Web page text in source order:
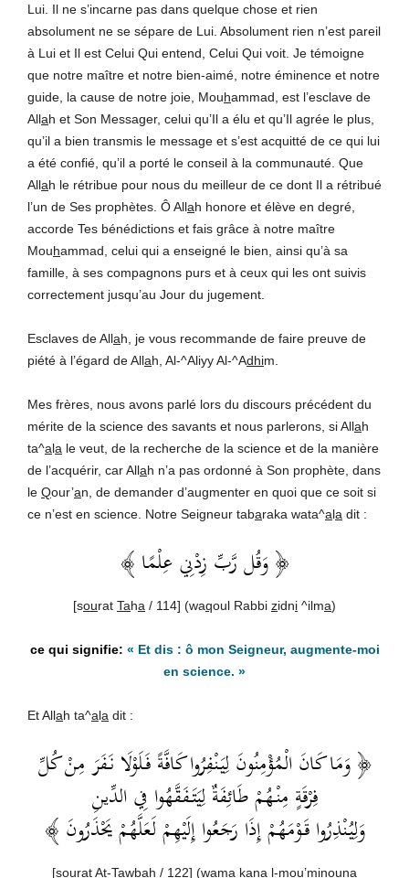
Lui. Il ne s’incarne pas dans quelque chose et rien
absolument ne se sépare de Lui. Absolument rien n’est pareil
à Lui et Il est Celui Qui entend, Celui Qui voit. Je témoigne
que notre maître et notre bien-aimé, notre éminence et notre
guide, la cause de notre joie, Mouhammad, est l’esclave de
Allah et Son Messager, celui qu’Il a élu et qu’Il agrée le plus,
qu’il a bien transmis le message et s’est acquitté de ce qui lui
a été confié, qu’il a porté le conseil à la communauté. Que
Allah le rétribue pour nous du meilleur de ce dont Il a rétribué
l’un de Ses prophètes. Ô Allah honore et élève en degré,
accorde Tes bénédictions et fais grâce à notre maître
Mouhammad, celui qui a enseigné le bien, ainsi qu’à sa
famille, à ses compagnons purs et à ceux qui les ont suivis
correctement jusqu’au Jour du jugement.
Esclaves de Allah, je vous recommande de faire preuve de
piété à l’égard de Allah, Al-^Aliyy Al-^Adhim.
Mes frères, nous avons parlé lors du discours précédent du
mérite de la science des savants et nous parlerons, si Allah
ta^ala le veut, de la recherche de la science et de la manière
de l’acquérir, car Allah n’a pas ordonné à Son prophète, dans
le Qour’an, de demander d’augmenter en quoi que ce soit si
ce n’est en science. Notre Seigneur tabaraka wata^ala dit :
﴿ وَقُل رَّبِّ زِدْنِي عِلْمًا ﴾
[sourat Taha / 114] (waqoul Rabbi zidni ^ilma)
« Et dis : ô mon Seigneur, augmente-moi
en science. »
Et Allah ta^ala dit :
﴿ وَمَا كَانَ الْمُؤْمِنُونَ لِيَنْفِرُوا كَافَّةً فَلَوْلَا نَفَرَ مِنْ كُلِّ
فِرْقَةٍ مِنْهُمْ طَائِفَةٌ لِيَتَفَقَّهُوا فِي الدِّينِ
وَلِيُنْذِرُوا قَوْمَهُمْ إِذَا رَجَعُوا إِلَيْهِمْ لَعَلَّهُمْ يَحْذَرُونَ ﴾
[sourat At-Tawbah / 122] (wama kana l-mou’minouna